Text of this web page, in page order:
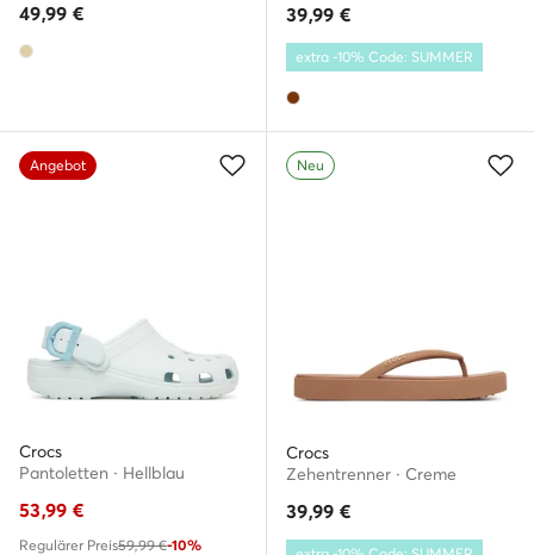
49,99 € 39,99 €
extra -10% Code: SUMMER
Angebot
Crocs
Pantoletten · Hellblau
53,99 €
Regulärer Preis59,99 €-10%
Neu
Crocs
Zehentrenner · Creme
39,99 €